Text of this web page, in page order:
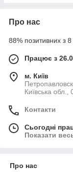
Про нас
88% позитивних з 8
Працює з
м. Київ
Київська обл.,
Контакти
Сьогодні
Показати
Про нас